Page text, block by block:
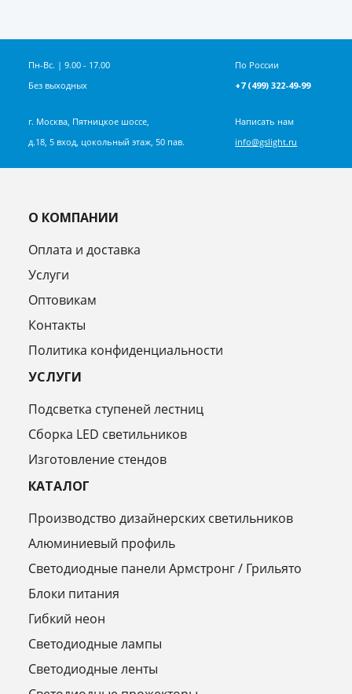
По России
+7 (499) 322-49-99
Пн-Вс. | 9.00 - 17.00
Без выходных
Написать нам
info@gslight.ru
г. Москва, Пятницкое шоссе,
д.18, 5 вход, цокольный этаж, 50 пав.
О КОМПАНИИ
Оплата и доставка
Услуги
Оптовикам
Контакты
Политика конфиденциальности
УСЛУГИ
Подсветка ступеней лестниц
Сборка LED светильников
Изготовление стендов
КАТАЛОГ
Производство дизайнерских светильников
Алюминиевый профиль
Светодиодные панели Армстронг / Грильято
Блоки питания
Гибкий неон
Светодиодные лампы
Светодиодные ленты